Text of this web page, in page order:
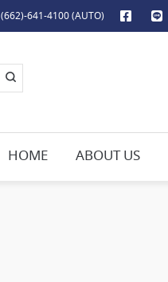
(662)-641-4100 (AUTO)
HOME ABOUT US